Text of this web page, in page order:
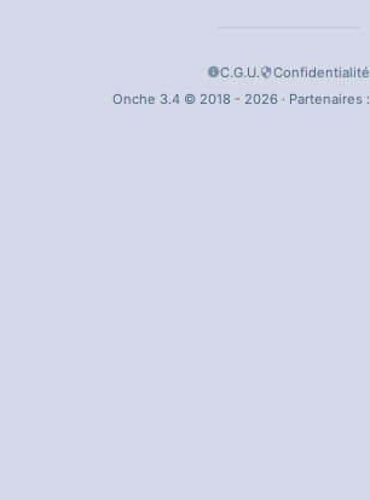
C.G.U. Confidentialité
Onche 3.4 © 2018 - 2026 · Partenaires :